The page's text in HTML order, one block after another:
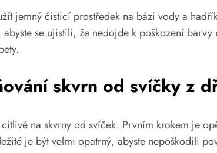
jemný čisticí prostředek na bázi vody a
se ujistili, že nedojde k poškození
skvrn od svíčky z
na skvrny od svíček. Prvním krokem je
je být velmi opatrný, abyste nepoškodili